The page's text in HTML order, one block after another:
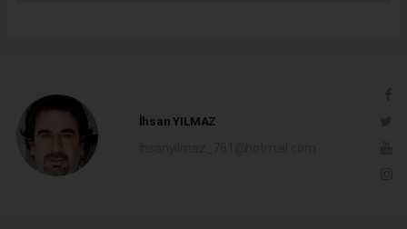
İhsan YILMAZ